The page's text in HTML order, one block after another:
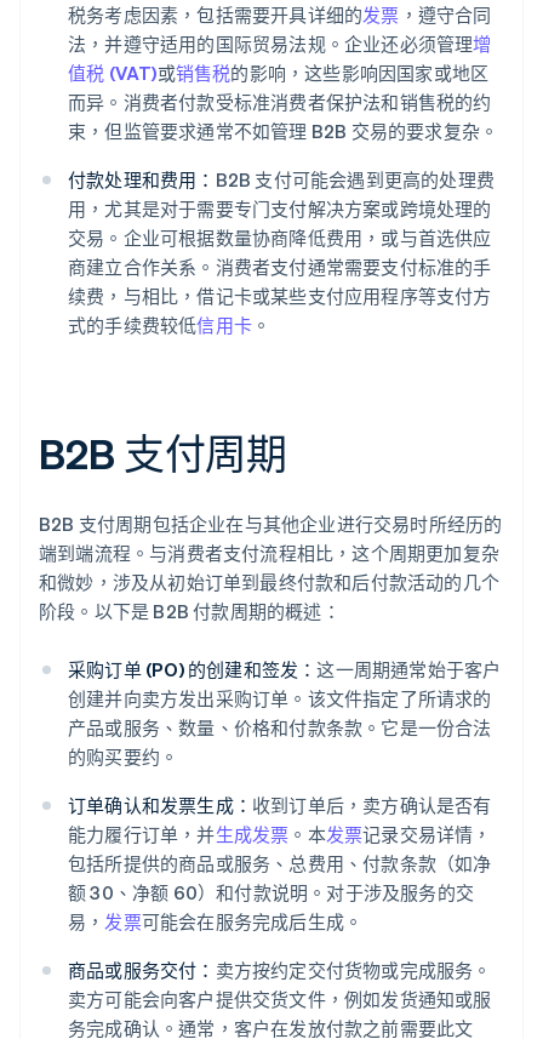
税务考虑因素，包括需要开具详细的发票 ，遵守合同
法，并遵守适用的国际贸易法规。企业还必须管理增
值税 (VAT)或销售税的影响，这些影响因国家或地区
而异。消费者付款受标准消费者保护法和销售税的约
束，但监管要求通常不如管理 B2B 交易的要求复杂。
付款处理和费用： B2B 支付可能会遇到更高的处理费
用，尤其是对于需要专门支付解决方案或跨境处理的
交易。企业可根据数量协商降低费用，或与首选供应
商建立合作关系。消费者支付通常需要支付标准的手
续费，与相比，借记卡或某些支付应用程序等支付方
式的手续费较低信用卡 。
B2B 支付周期
B2B 支付周期包括企业在与其他企业进行交易时所经历的
端到端流程。与消费者支付流程相比，这个周期更加复杂
和微妙，涉及从初始订单到最终付款和后付款活动的几个
阶段。以下是 B2B 付款周期的概述：
采购订单 (PO) 的创建和签发：这一周期通常始于客户
创建并向卖方发出采购订单。该文件指定了所请求的
产品或服务、数量、价格和付款条款。它是一份合法
的购买要约。
订单确认和发票生成： 收到订单后，卖方确认是否有
能力履行订单，并生成发票 。本发票记录交易详情，
包括所提供的商品或服务、总费用、付款条款（如净
额 30、净额 60）和付款说明。对于涉及服务的交
易，发票可能会在服务完成后生成。
商品或服务交付： 卖方按约定交付货物或完成服务。
卖方可能会向客户提供交货文件，例如发货通知或服
务完成确认。通常，客户在发放付款之前需要此文